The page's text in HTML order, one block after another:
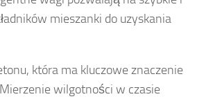
mieszanki do uzyskania
która ma kluczowe znaczenie
wilgotności w czasie